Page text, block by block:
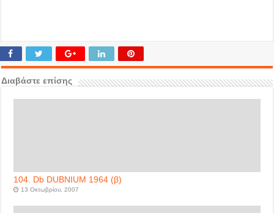
Διαβάστε επίσης
104. Db DUBNIUM 1964 (β)
13 Οκτωβρίου, 2007